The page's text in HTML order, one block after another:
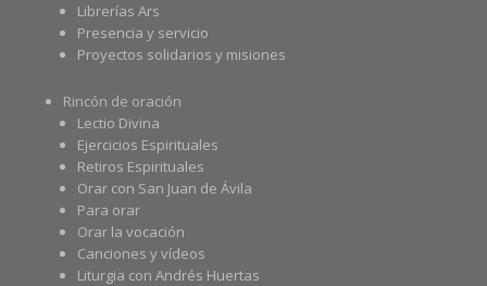
Librerías Ars
Presencia y servicio
Proyectos solidarios y misiones
Rincón de oración
Lectio Divina
Ejercicios Espirituales
Retiros Espirituales
Orar con San Juan de Ávila
Para orar
Orar la vocación
Canciones y vídeos
Liturgia con Andrés Huertas